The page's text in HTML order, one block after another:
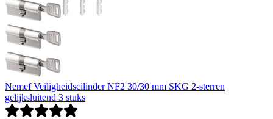
Nemef Veiligheidscilinder NF2 30/30 mm SKG 2-sterren
gelijksluitend 3 stuks